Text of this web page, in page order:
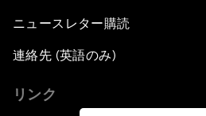
ニュースレター購読
連絡先 (英語のみ)
リンク